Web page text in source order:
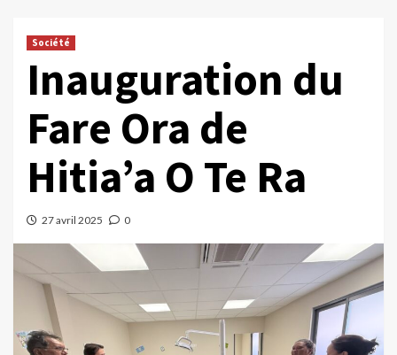
Société
Inauguration du
Fare Ora de
Hitia’a O Te Ra
27 avril 2025 0